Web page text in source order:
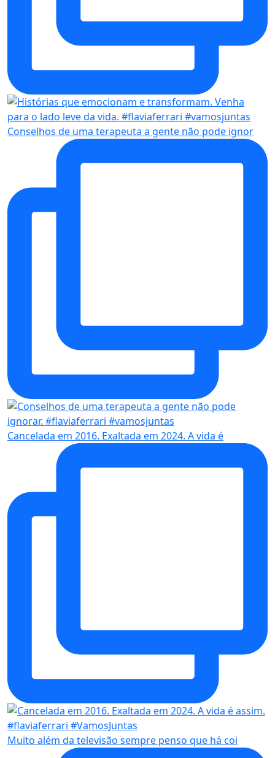
Conselhos de uma terapeuta a gente não pode ignor
Cancelada em 2016. Exaltada em 2024. A vida é
Muito além da televisão sempre penso que há coi